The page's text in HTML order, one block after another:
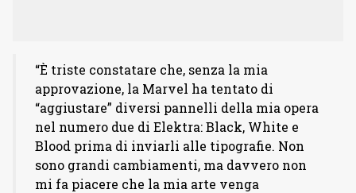
“È triste constatare che, senza la mia
approvazione, la Marvel ha tentato di
“aggiustare” diversi pannelli della mia opera
nel numero due di Elektra: Black, White e
Blood prima di inviarli alle tipografie. Non
sono grandi cambiamenti, ma davvero non
mi fa piacere che la mia arte venga